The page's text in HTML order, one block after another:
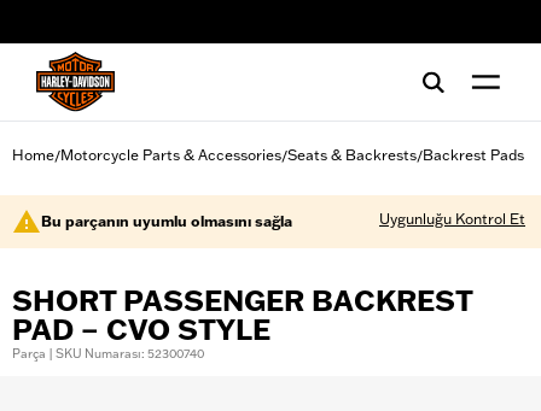
Home/Motorcycle Parts & Accessories/Seats & Backrests/Backrest Pads
Bu parçanın uyumlu olmasını sağla Uygunluğu Kontrol Et
SHORT PASSENGER BACKREST
PAD – CVO STYLE
Parça | SKU Numarası: 52300740